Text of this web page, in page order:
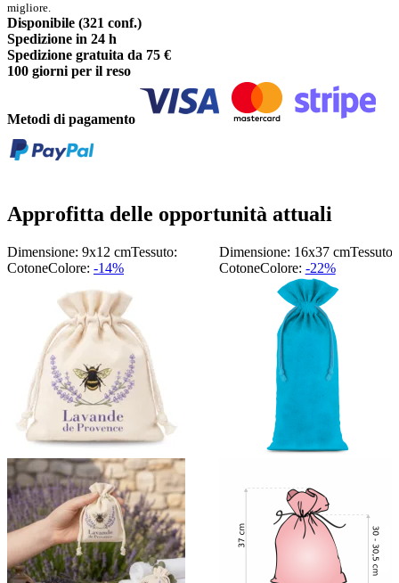
migliore.
Disponibile (321 conf.)
Spedizione in 24 h
Spedizione gratuita da 75 €
100 giorni per il reso
Metodi di pagamento
Approfitta delle opportunità attuali
Dimensione: 9x12 cmTessuto:
CotoneColore: -14%
Dimensione: 16x37 cmTessuto:
CotoneColore: -22%